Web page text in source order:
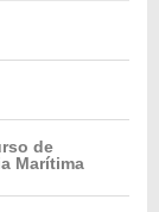
de
Marítima